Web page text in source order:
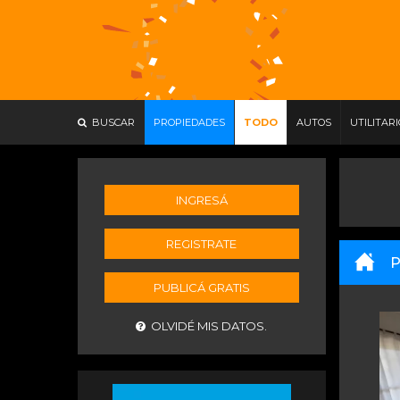
BUSCAR PROPIEDADES TODO AUTOS
INGRESÁ
REGISTRATE
PUBLICÁ GRATIS
OLVIDÉ MIS DATOS.